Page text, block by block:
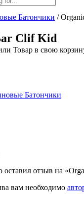
Товар в свою
Батончики /
Clif Kid
Батончики
оставил отзыв на
вам необходимо